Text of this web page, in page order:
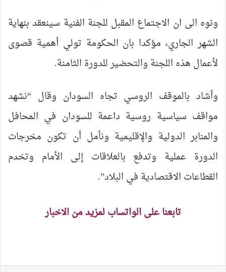
ونوه الى ان الاجتماع المقبل للجنة الفنية سينعقد بنهاية
الشهر الجاري، مؤكدا بان الحكومة تولي أهمية قصوى
لأعمال هذه اللجنة والتحضير للدورة الثامنة.
وأشاد بالموقف الروسي تجاه السودان وقال “نشهد
مواقف سياسية روسية داعمة للسودان في المحافل
والمنابر الدولية والإقليمية ونأمل أن تكون مخرجات
الدورة عملية وتدفع بالعلاقات إلى الأمام وتخدم
القطاعات الاقتصادية في البلاد”.
تابعنا على الواتساب لمزيد من الاخبار